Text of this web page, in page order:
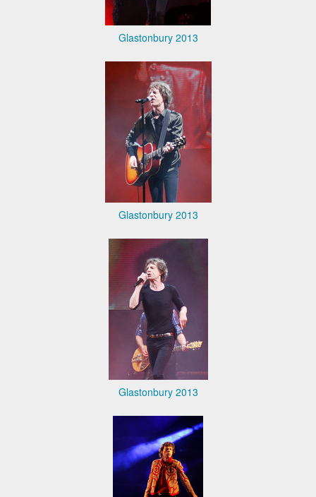
Glastonbury 2013
Glastonbury 2013
Glastonbury 2013